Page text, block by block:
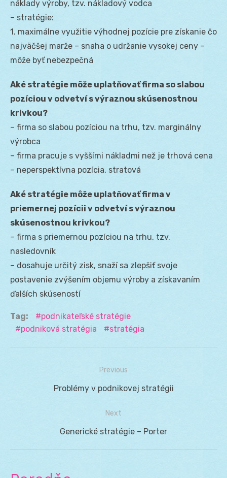
náklady výroby, tzv. nákladový vodca
– stratégie:
1. maximálne využitie výhodnej pozície pre získanie čo
najväčšej marže – snaha o udržanie vysokej ceny –
môže byť nebezpečná
Aké stratégie môže uplatňovať firma so slabou
pozíciou v odvetví s výraznou skúsenostnou
krivkou?
– firma so slabou pozíciou na trhu, tzv. marginálny
výrobca
– firma pracuje s vyššími nákladmi než je trhová cena
– neperspektívna pozícia, stratová
Aké stratégie môže uplatňovať firma v
priemernej pozícii v odvetví s výraznou
skúsenostnou krivkou?
– firma s priemernou pozíciou na trhu, tzv.
nasledovník
– dosahuje určitý zisk, snaží sa zlepšiť svoje
postavenie zvýšením objemu výroby a získavaním
ďalších skúseností
Tag:
podnikateľské stratégie
podniková stratégia
stratégia
Navigácia
Previous
Previous
Problémy v podnikovej stratégii
Next
Next
Generické stratégie – Porter